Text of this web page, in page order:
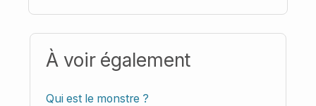
À voir également
Qui est le monstre ?